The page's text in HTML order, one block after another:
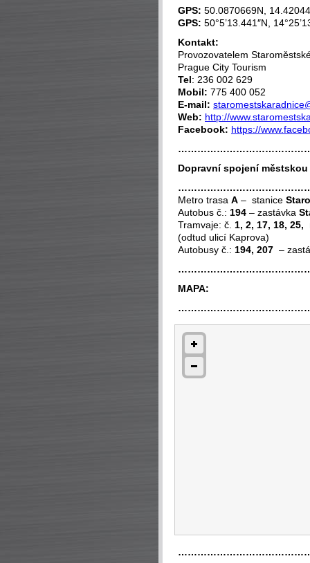
GPS: 50.0870669N,
GPS: 50°5’13.441″N,
Kontakt:
Provozovatelem
Prague City Tourism
Tel: 236 002 629
Mobil: 775 400 052
E-mail:
Web: http://
Facebook: https://
Dopravní spojení
Metro trasa A – stanice
Autobus č.: 194 – zastávka
Tramvaje: č. 1, 2, 17, 18, 25,
(odtud ulicí Kaprova)
Autobusy č.: 194, 207 –
MAPA: